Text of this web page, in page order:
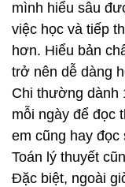
mình hiểu sâu
việc học và tiếp
hơn. Hiểu bản
trở nên dễ dàng
Chi thường dành
mỗi ngày để đọc
em cũng hay
Toán lý thuyết
Đặc biệt, ngoài